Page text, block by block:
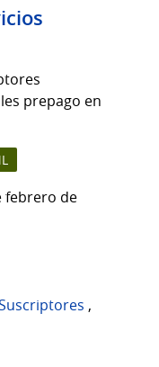
prepago en
febrero de
,